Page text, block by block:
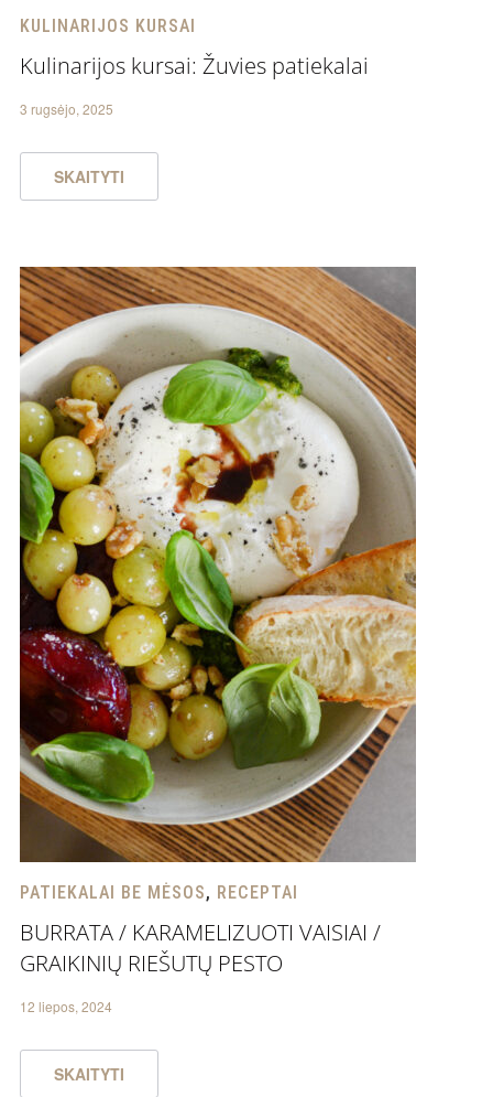
KULINARIJOS KURSAI
Kulinarijos kursai: Žuvies patiekalai
3 rugsėjo, 2025
SKAITYTI
PATIEKALAI BE MĖSOS, RECEPTAI
BURRATA / KARAMELIZUOTI VAISIAI /
GRAIKINIŲ RIEŠUTŲ PESTO
12 liepos, 2024
SKAITYTI